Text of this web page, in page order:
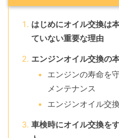
はじめにオイル交換は
ていない重要な理由
エンジンオイル交換の
エンジンの寿命を
メンテナンス
エンジンオイル交
車検時にオイル交換を